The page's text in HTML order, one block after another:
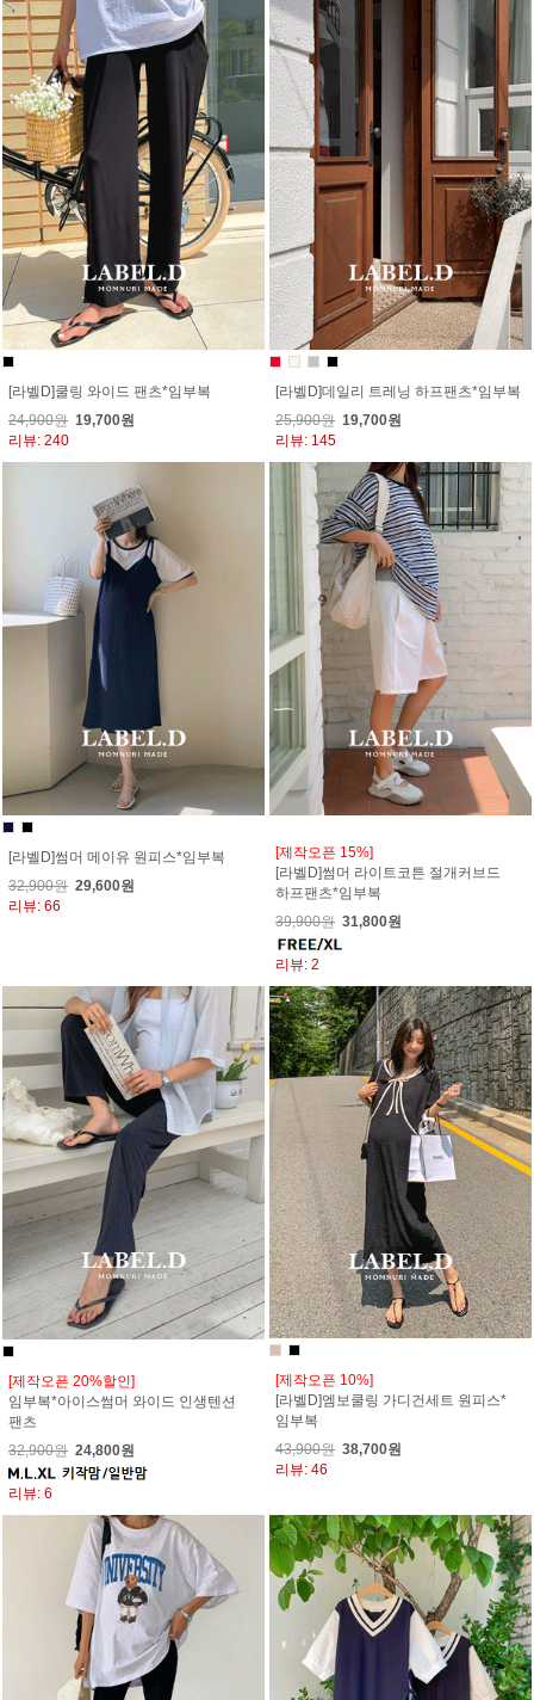
[라벨D]쿨링 와이드 팬츠*임부복
24,900원 19,700원
리뷰: 240
[라벨D]데일리 트레닝 하프팬츠*임부복
25,900원 19,700원
리뷰: 145
[라벨D]썸머 메이유 원피스*임부복
32,900원 29,600원
리뷰: 66
[제작오픈 15%]
[라벨D]썸머 라이트코튼 절개커브드
하프팬츠*임부복
39,900원 31,800원
리뷰: 2
[제작오픈 20%할인]
임부복*아이스썸머 와이드 인생텐션
팬츠
32,900원 24,800원
리뷰: 6
[제작오픈 10%]
[라벨D]엠보쿨링 가디건세트 원피스*
임부복
43,900원 38,700원
리뷰: 46